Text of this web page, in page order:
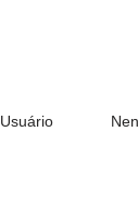
Usuário